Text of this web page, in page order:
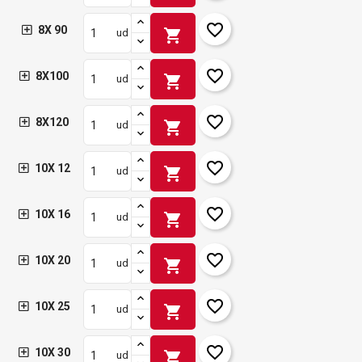
8X 90 ud shopping_cart favorite_border
8X100 ud shopping_cart favorite_border
8X120 ud shopping_cart favorite_border
10X 12 ud shopping_cart favorite_border
10X 16 ud shopping_cart favorite_border
10X 20 ud shopping_cart favorite_border
10X 25 ud shopping_cart favorite_border
10X 30 ud shopping_cart favorite_border